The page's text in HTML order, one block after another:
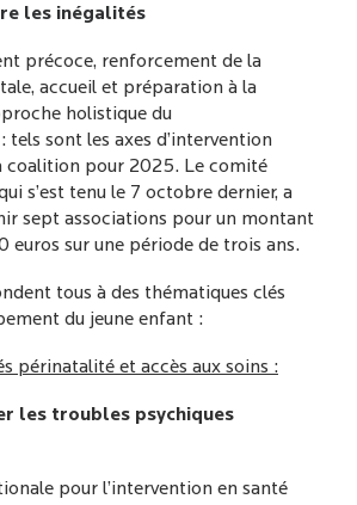
les inégalités
précoce, renforcement de la
accueil et préparation à la
holistique du
tels sont les axes d’intervention
coalition pour 2025. Le comité
s’est tenu le 7 octobre dernier, a
sept associations pour un montant
euros sur une période de trois ans.
tous à des thématiques clés
du jeune enfant :
périnatalité et accès aux soins :
les troubles psychiques
pour l’intervention en santé